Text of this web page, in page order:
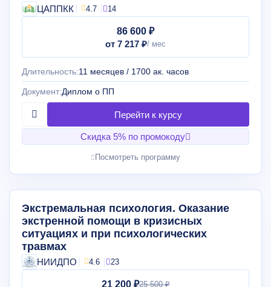
ЦАППКК 4.7 14
86 600 ₽
от 7 217 ₽
Длительность:11 месяцев / 1700 ак. часов
Документ:Диплом о ПП
Скидка 5% по промокоду
Посмотреть программу
Экстремальная психология. Оказание
экстренной помощи в кризисных
ситуациях и при психологических
травмах
НИИДПО 4.6 23
21 200 ₽25 500 ₽